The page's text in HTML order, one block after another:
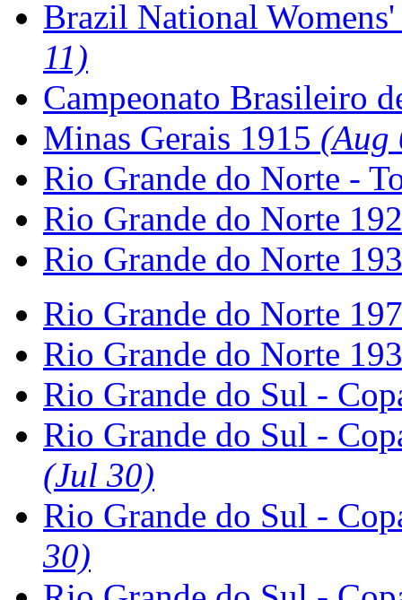
Brazil National
11)
Campeonato Brasileiro
Minas Gerais 1915 (Aug
Rio Grande do Norte -
Rio Grande do Norte
Rio Grande do Norte
Rio Grande do Norte
Rio Grande do Norte
Rio Grande do Sul -
Rio Grande do Sul -
(Jul 30)
Rio Grande do Sul -
30)